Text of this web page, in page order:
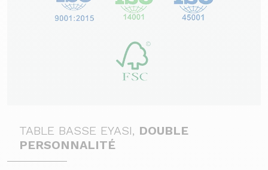
TABLE BASSE EYASI, DOUBLE
PERSONNALITÉ